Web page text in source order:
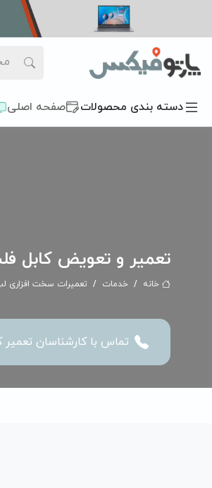
دسته بندی محصولات صفحه اصلی
تعمیر و تعویض کابل
خانه خدمات تعمیرات سخت افزاری
تماس با کارشناسان